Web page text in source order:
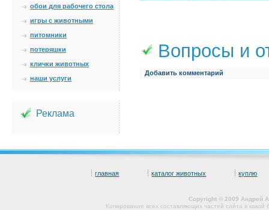
обои для рабочего стола
игры с животными
питомники
потеряшки
клички животных
наши услуги
Реклама
Вопросы и
Добавить комментарий
главная каталог животных куплю
Copyright © 2009 Андрей
Копирование всех составляющих частей сайта в